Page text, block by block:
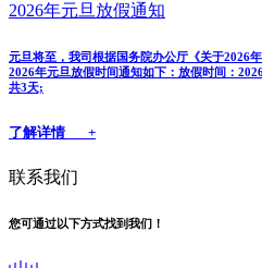
2026年元旦放假通知
元旦将至，我司根据国务院办公厅《关于2026
2026年元旦放假时间通知如下：放假时间：
共3天;
了解详情 +
联系我们
您可通过以下方式找到我们！